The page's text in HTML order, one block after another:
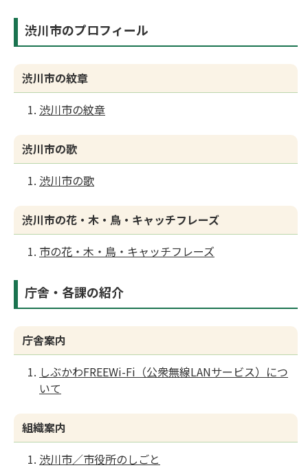
渋川市のプロフィール
渋川市の紋章
渋川市の紋章
渋川市の歌
渋川市の歌
渋川市の花・木・鳥・キャッチフレーズ
市の花・木・鳥・キャッチフレーズ
庁舎・各課の紹介
庁舎案内
しぶかわFREEWi-Fi（公衆無線LANサービス）につ
いて
組織案内
渋川市／市役所のしごと